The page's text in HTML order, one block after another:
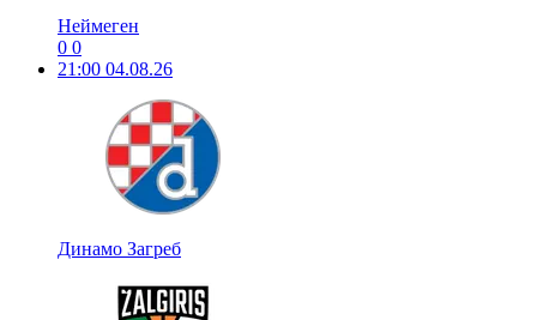
Неймеген
0 0
21:00 04.08.26
Динамо Загреб